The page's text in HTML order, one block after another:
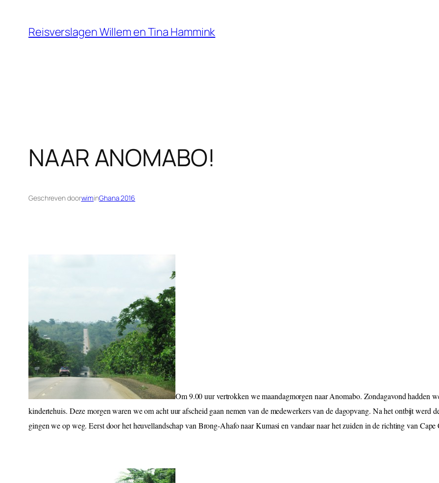
Reisverslagen Willem en Tina Hammink
NAAR ANOMABO!
Geschreven doorwiminGhana 2016
Om 9.00 uur vertrokken we maandagmorgen naar Anomabo. Zondagavond hadden
kindertehuis. Deze morgen waren we om acht uur afscheid gaan nemen van de medewerkers van de dagopvang. Na het ontbijt werd
gingen we op weg. Eerst door het heuvellandschap van Brong-Ahafo naar Kumasi en vandaar naar het zuiden in de richting van Cape